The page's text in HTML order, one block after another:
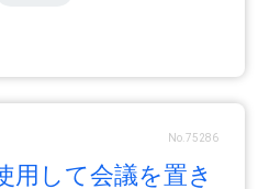
No.75286
用して会議を置き